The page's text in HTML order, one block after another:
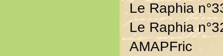
Le Raphia
Le Raphia
AMAPFric